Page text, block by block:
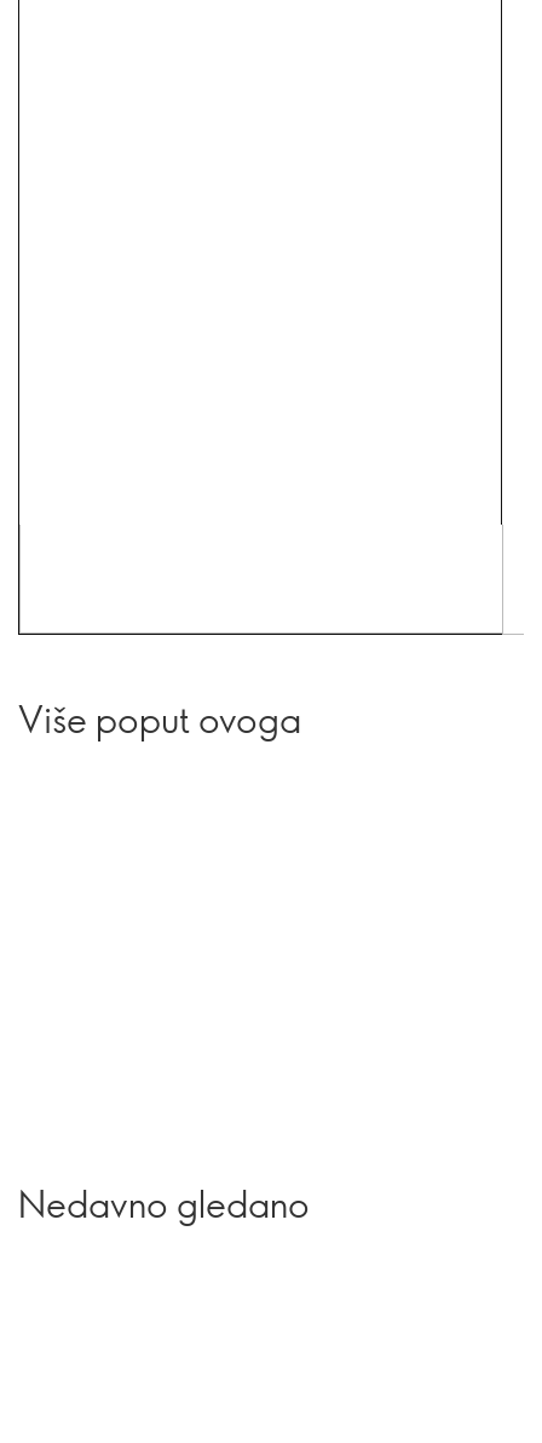
Više poput ovoga
Nedavno gledano